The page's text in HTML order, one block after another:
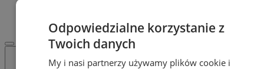
Odpowiedzialne korzystanie z
Twoich danych
My i nasi partnerzy używamy plików cookie i